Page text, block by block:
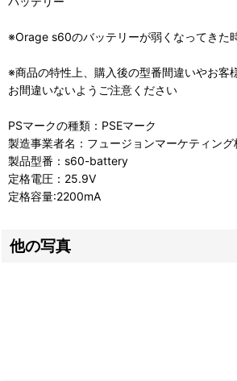
※Orage s60のバッテリーが弱くなってきた
※商品の特性上、購入後の型番間違いやお客
お間違いないようご注意ください
PSマークの種類：PSEマーク
製造事業者名：フュージョンマーケティング
製品型番：s60-battery
定格電圧：25.9V
定格容量:2200mA
他の写真